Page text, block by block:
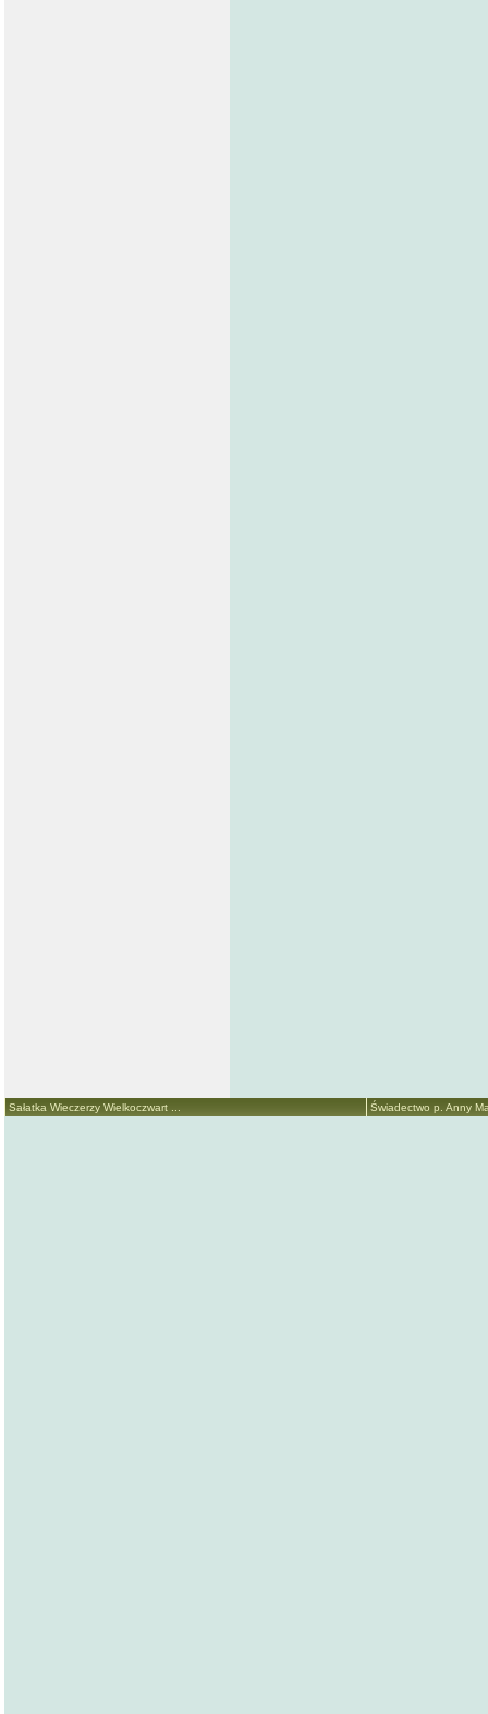
Sałatka Wieczerzy Wielkoczwart ... Świadectwo p. Anny